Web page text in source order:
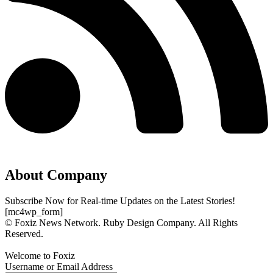
About Company
Subscribe Now for Real-time Updates on the Latest Stories!
[mc4wp_form]
© Foxiz News Network. Ruby Design Company. All Rights
Reserved.
Welcome to Foxiz
Username or Email Address